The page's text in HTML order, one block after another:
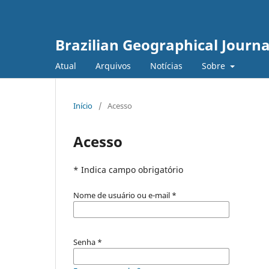
Brazilian Geographical
Atual Arquivos Notícias Sobre
Início / Acesso
Acesso
* Indica campo obrigatório
Nome de usuário ou e-mail *
Senha *